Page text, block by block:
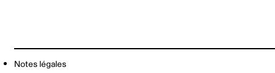
Notes légales